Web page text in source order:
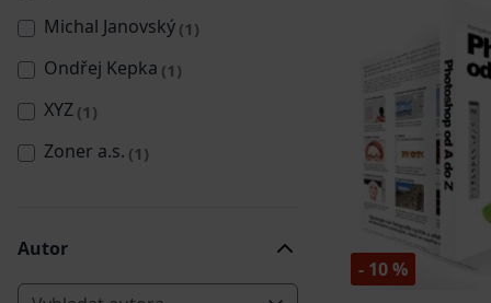
Michal Janovský (1)
Ondřej Kepka (1)
XYZ (1)
Zoner a.s. (1)
Autor
- 10 %